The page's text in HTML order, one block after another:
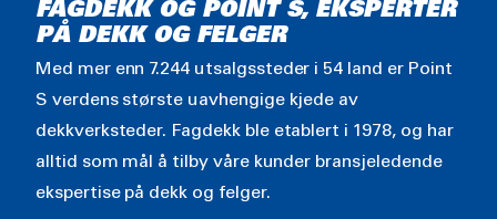
FAGDEKK OG POINT S, EKSPERTER
PÅ DEKK OG FELGER
Med mer enn 7.244 utsalgssteder i 54 land er Point
S verdens største uavhengige kjede av
dekkverksteder. Fagdekk ble etablert i 1978, og har
alltid som mål å tilby våre kunder bransjeledende
ekspertise på dekk og felger.